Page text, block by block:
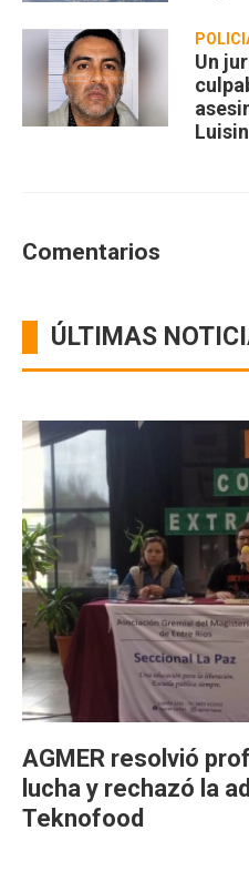
Un
Comentarios
ÚLTIMAS
AGMER resolvió
lucha y rechazó la
Teknofood